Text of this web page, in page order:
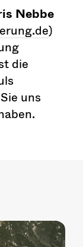
Nebbe
)
die
uns